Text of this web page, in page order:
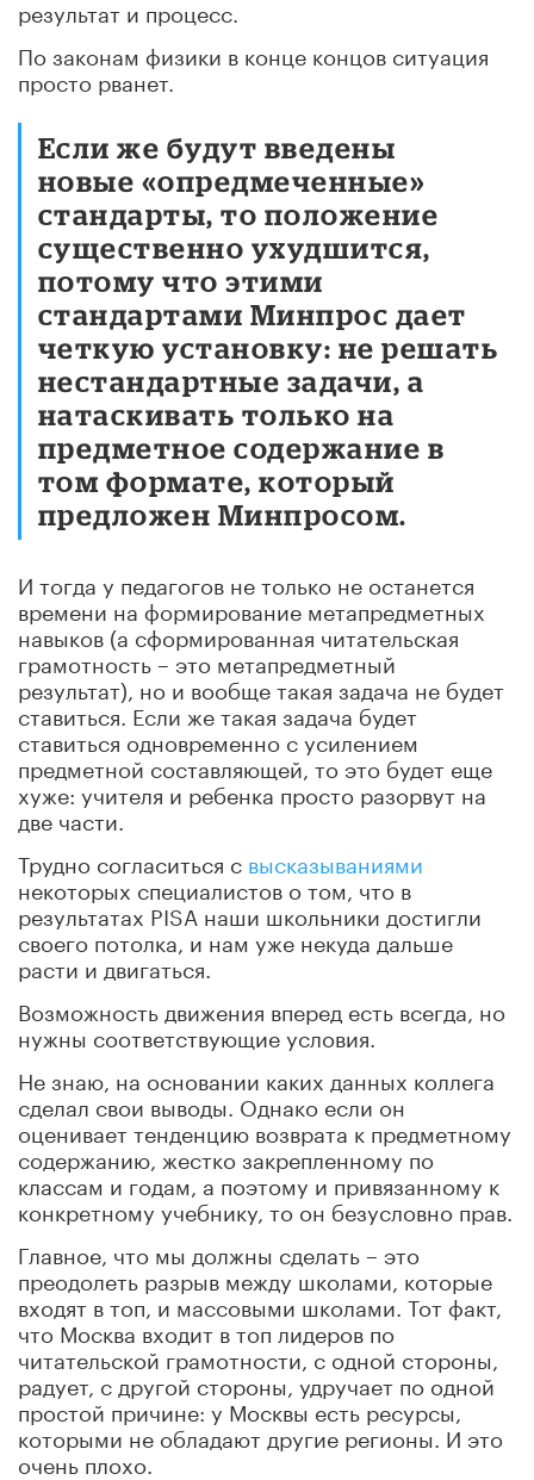
результат и процесс.
По законам физики в конце концов ситуация
просто рванет.
Если же будут введены
новые «опредмеченные»
стандарты, то положение
существенно ухудшится,
потому что этими
стандартами Минпрос дает
четкую установку: не решать
нестандартные задачи, а
натаскивать только на
предметное содержание в
том формате, который
предложен Минпросом.
И тогда у педагогов не только не останется
времени на формирование метапредметных
навыков (а сформированная читательская
грамотность – это метапредметный
результат), но и вообще такая задача не будет
ставиться. Если же такая задача будет
ставиться одновременно с усилением
предметной составляющей, то это будет еще
хуже: учителя и ребенка просто разорвут на
две части.
Трудно согласиться с высказываниями
некоторых специалистов о том, что в
результатах PISA наши школьники достигли
своего потолка, и нам уже некуда дальше
расти и двигаться.
Возможность движения вперед есть всегда, но
нужны соответствующие условия.
Не знаю, на основании каких данных коллега
сделал свои выводы. Однако если он
оценивает тенденцию возврата к предметному
содержанию, жестко закрепленному по
классам и годам, а поэтому и привязанному к
конкретному учебнику, то он безусловно прав.
Главное, что мы должны сделать – это
преодолеть разрыв между школами, которые
входят в топ, и массовыми школами. Тот факт,
что Москва входит в топ лидеров по
читательской грамотности, с одной стороны,
радует, с другой стороны, удручает по одной
простой причине: у Москвы есть ресурсы,
которыми не обладают другие регионы. И это
очень плохо.